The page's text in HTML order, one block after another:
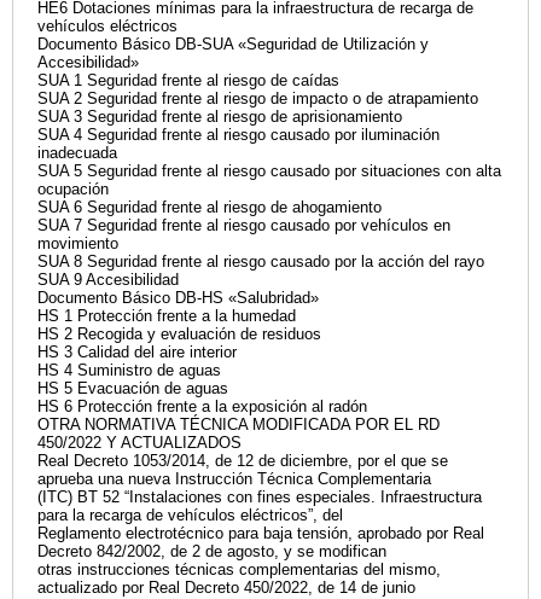
HE6 Dotaciones mínimas para la infraestructura de recarga de
vehículos eléctricos
Documento Básico DB-SUA «Seguridad de Utilización y
Accesibilidad»
SUA 1 Seguridad frente al riesgo de caídas
SUA 2 Seguridad frente al riesgo de impacto o de atrapamiento
SUA 3 Seguridad frente al riesgo de aprisionamiento
SUA 4 Seguridad frente al riesgo causado por iluminación
inadecuada
SUA 5 Seguridad frente al riesgo causado por situaciones con alta
ocupación
SUA 6 Seguridad frente al riesgo de ahogamiento
SUA 7 Seguridad frente al riesgo causado por vehículos en
movimiento
SUA 8 Seguridad frente al riesgo causado por la acción del rayo
SUA 9 Accesibilidad
Documento Básico DB-HS «Salubridad»
HS 1 Protección frente a la humedad
HS 2 Recogida y evaluación de residuos
HS 3 Calidad del aire interior
HS 4 Suministro de aguas
HS 5 Evacuación de aguas
HS 6 Protección frente a la exposición al radón
OTRA NORMATIVA TÉCNICA MODIFICADA POR EL RD
450/2022 Y ACTUALIZADOS
Real Decreto 1053/2014, de 12 de diciembre, por el que se
aprueba una nueva Instrucción Técnica Complementaria
(ITC) BT 52 “Instalaciones con fines especiales. Infraestructura
para la recarga de vehículos eléctricos”, del
Reglamento electrotécnico para baja tensión, aprobado por Real
Decreto 842/2002, de 2 de agosto, y se modifican
otras instrucciones técnicas complementarias del mismo,
actualizado por Real Decreto 450/2022, de 14 de junio